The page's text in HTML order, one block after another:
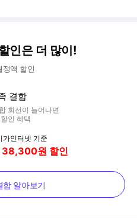
인은 더 많이!
정액 할인
결합
회선이 늘어나면
인 혜택
가인터넷 기준
38,300원 할인
합 알아보기